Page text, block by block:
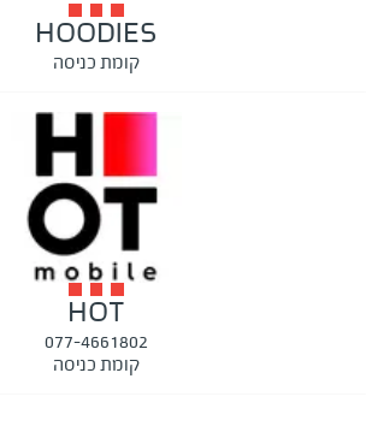
HOODIES
קומת כניסה
HOT
077-4661802
קומת כניסה